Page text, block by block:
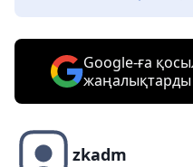
Google-ға
жаңалықтарды
zkadm